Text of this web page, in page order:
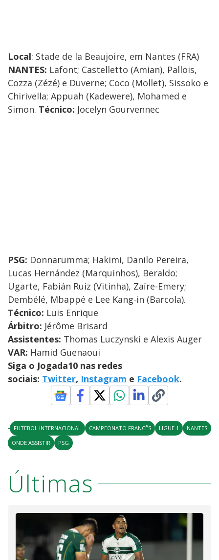
Local: Stade de la Beaujoire, em Nantes (FRA)
NANTES: Lafont; Castelletto (Amian), Pallois,
Cozza (Zézé) e Duverne; Coco (Mollet), Sissoko e
Chirivella; Appuah (Kadewere), Mohamed e
Simon. Técnico: Jocelyn Gourvennec
PSG: Donnarumma; Hakimi, Danilo Pereira,
Lucas Hernández (Marquinhos), Beraldo;
Ugarte, Fabián Ruiz (Vitinha), Zaïre-Emery;
Dembélé, Mbappé e Lee Kang-in (Barcola).
Técnico: Luis Enrique
Árbitro: Jérôme Brisard
Assistentes: Thomas Luczynski e Alexis Auger
VAR: Hamid Guenaoui
Siga o Jogada10 nas redes
sociais: Twitter, Instagram e Facebook.
FUTEBOL INTERNACIONAL CAMPEONATO FRANCÊS LIGUE 1
NANTES
ONDE ASSISTIR
PSG
Últimas